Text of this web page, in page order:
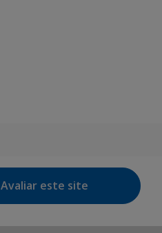
Avaliar este site